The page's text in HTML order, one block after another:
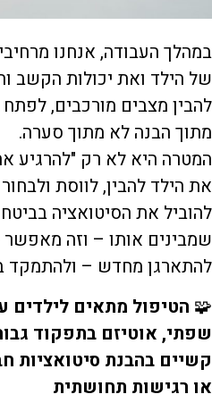
במהלך העבודה, אנחנו
של הילד ואת יכולות הקשב
להבין מצבים מורכבים,
מתוך הבנה לא מתוך סערה.
המטרה היא לא רק "להרגיע
את הילד להבין, לווסת
להוביל את הסיטואציה
שמבינים אותו – וזה מאפשר
להתארגן מחדש – ולהתמקד
🧩 הטיפול מתאים לילדים
שפתי, אוטיזם בתפקוד
קשיים בהבנת סיטואציות
או רגישות תחושתית